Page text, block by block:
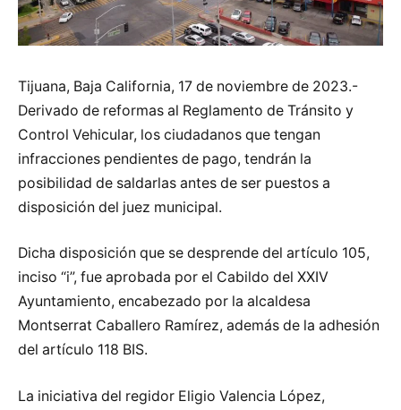
Tijuana, Baja California, 17 de noviembre de 2023.-
Derivado de reformas al Reglamento de Tránsito y
Control Vehicular, los ciudadanos que tengan
infracciones pendientes de pago, tendrán la
posibilidad de saldarlas antes de ser puestos a
disposición del juez municipal.
Dicha disposición que se desprende del artículo 105,
inciso “i”, fue aprobada por el Cabildo del XXIV
Ayuntamiento, encabezado por la alcaldesa
Montserrat Caballero Ramírez, además de la adhesión
del artículo 118 BIS.
La iniciativa del regidor Eligio Valencia López,